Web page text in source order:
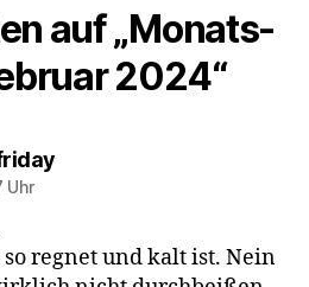
auf „Monats-
2024“
sagt:
Uhr
regnet und kalt ist. Nein